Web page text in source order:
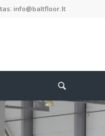
info@baltfloor.lt